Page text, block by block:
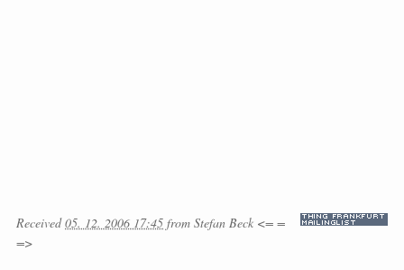
Received05. 12. 2006 17:45 from Stefan Beck <= =
=>